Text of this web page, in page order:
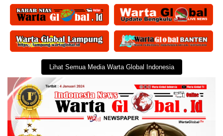
Lihat Semua Media Warta Global Indonesia